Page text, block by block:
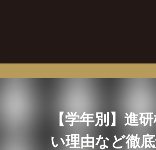
【高校生必
【学年別】進
い理由など徹